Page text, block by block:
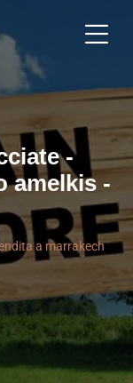
-
amelkis -
a marrakech